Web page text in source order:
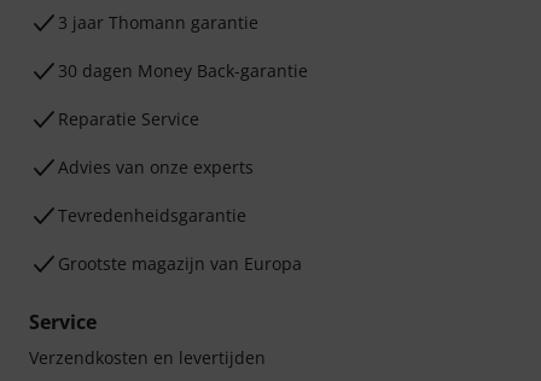
3 jaar Thomann garantie
30 dagen Money Back-garantie
Reparatie Service
Advies van onze experts
Tevredenheidsgarantie
Grootste magazijn van Europa
Service
Verzendkosten en levertijden